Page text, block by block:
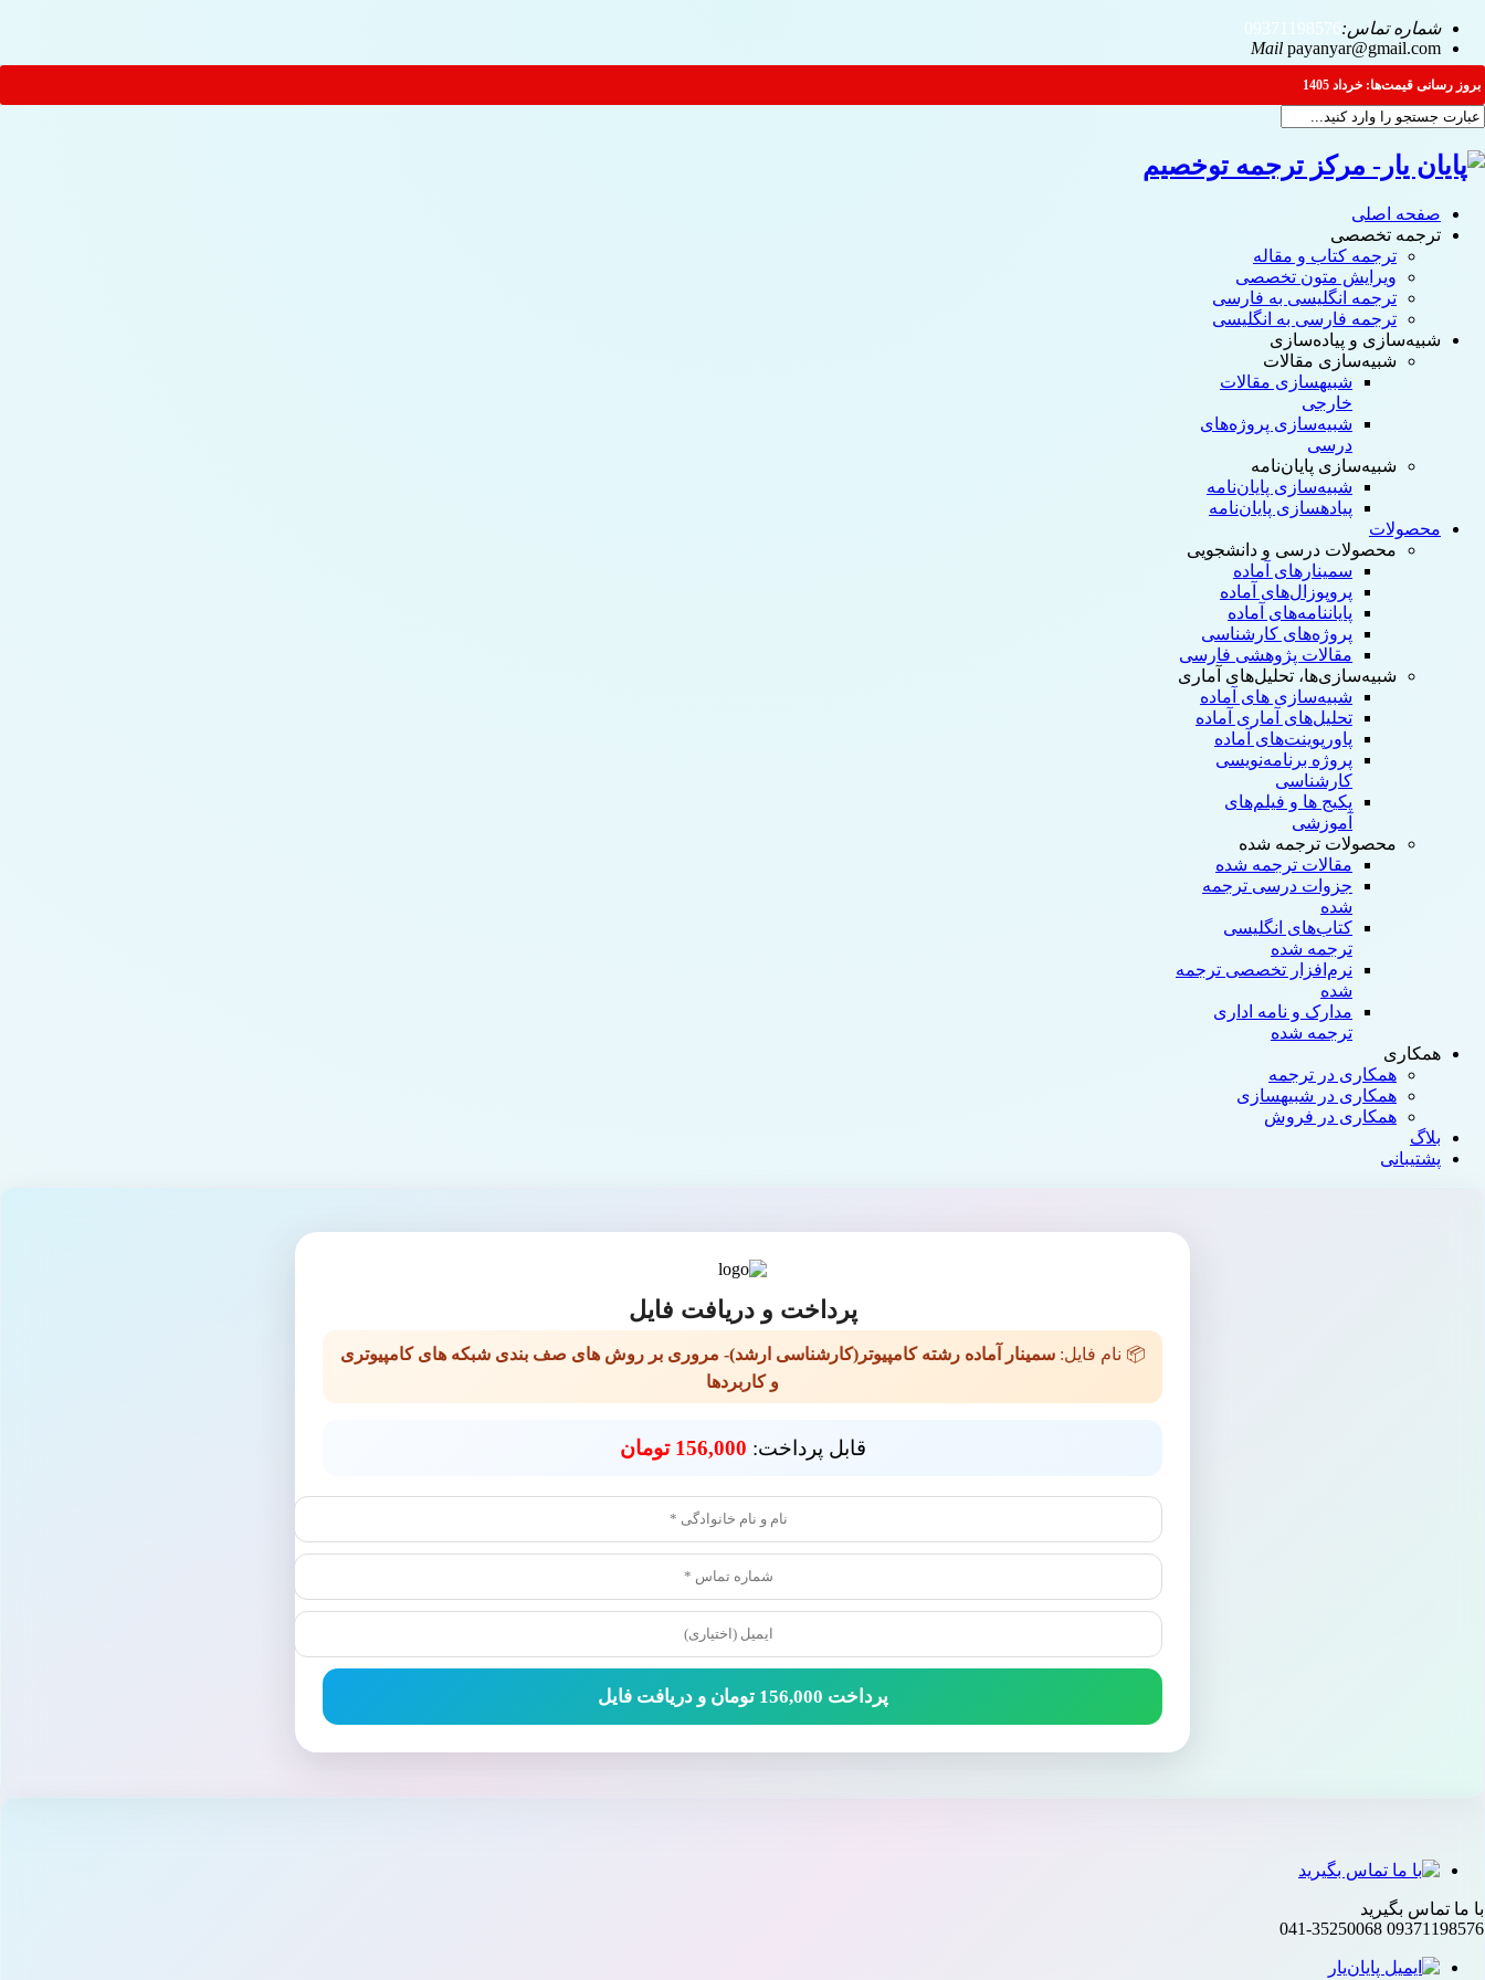
شماره تماس:09371198576
Mail payanyar@gmail.com
بروز رسانی قیمت‌ها: خرداد 1405
صفحه اصلی
ترجمه تخصصی
ترجمه کتاب و مقاله
ویرایش متون تخصصی
ترجمه انگلیسی به فارسی
ترجمه فارسی به انگلیسی
شبیه‌سازی و پیاده‌سازی
شبیه‌سازی مقالات
شبیه‎سازی مقالات
خارجی
شبیه‌سازی پروژه‌های
درسی
شبیه‌سازی پایان‌نامه
شبیه‌سازی پایان‌نامه
پیاده‎سازی پایان‌نامه
محصولات
محصولات درسی و دانشجویی
سمینارهای آماده
پروپوزال‌های آماده
پایان‎نامه‌های آماده
پروژه‌های کارشناسی
مقالات پژوهشی فارسی
شبیه‌سازی‌ها، تحلیل‌های آماری
شبیه‌سازی های آماده
تحلیل‌های آماری آماده
پاورپوینت‌های آماده
پروژه‌ برنامه‌نویسی
کارشناسی
پکیج ها و فیلم‌های
آموزشی
محصولات ترجمه شده
مقالات ترجمه شده
جزوات درسی ترجمه
شده
کتاب‌های انگلیسی
ترجمه شده
نرم‌افزار تخصصی ترجمه
شده
مدارک و نامه‌ اداری
ترجمه شده
همکاری
همکاری در ترجمه
همکاری در شبیه‎سازی
همکاری در فروش
بلاگ
پشتیبانی
پرداخت و دریافت فایل
📦 نام فایل:سمینار آماده رشته کامپیوتر(کارشناسی ارشد)- مروری بر روش های صف بندی شبکه های کامپیوتری
و کاربردها
قابل پرداخت: 156,000 تومان
پرداخت 156,000 تومان و دریافت فایل
با ما تماس بگیرید
09371198576
041-35250068